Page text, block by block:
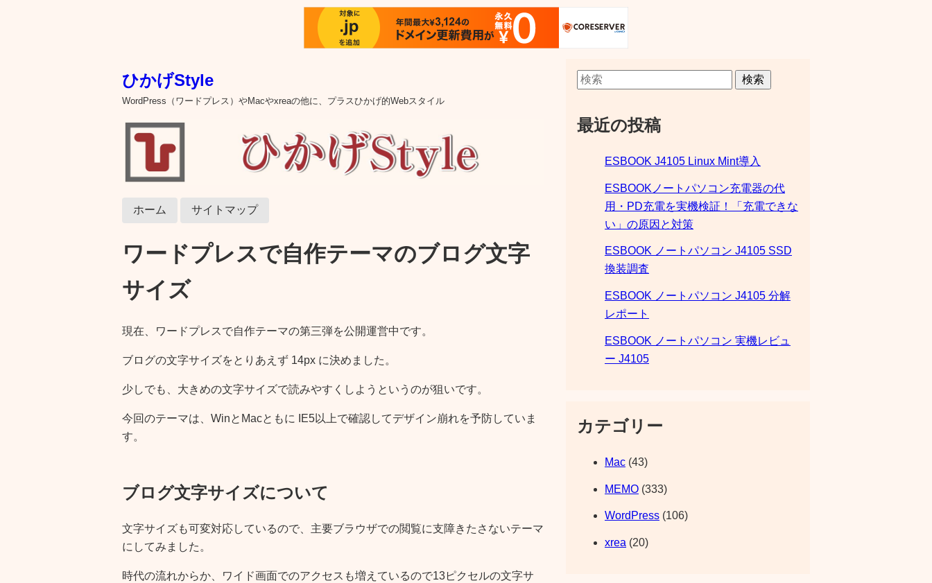
ひかげStyle
WordPress（ワードプレス）やMacやxreaの他に、プラスひかげ的Webスタイル
ホーム サイトマップ
ワードプレスで自作テーマのブログ文字
サイズ
現在、ワードプレスで自作テーマの第三弾を公開運営中です。
ブログの文字サイズをとりあえず 14px に決めました。
少しでも、大きめの文字サイズで読みやすくしようというのが狙いです。
今回のテーマは、WinとMacともに IE5以上で確認してデザイン崩れを予防していま
す。
ブログ文字サイズについて
文字サイズも可変対応しているので、主要ブラウザでの閲覧に支障きたさないテーマ
にしてみました。
時代の流れからか、ワイド画面でのアクセスも増えているので13ピクセルの文字サ
検索
最近の投稿
ESBOOK J4105 Linux Mint導入
ESBOOKノートパソコン充電器の代
用・PD充電を実機検証！「充電できな
い」の原因と対策
ESBOOK ノートパソコン J4105 SSD
換装調査
ESBOOK ノートパソコン J4105 分解
レポート
ESBOOK ノートパソコン 実機レビュ
ー J4105
カテゴリー
Mac (43)
MEMO (333)
WordPress (106)
xrea (20)